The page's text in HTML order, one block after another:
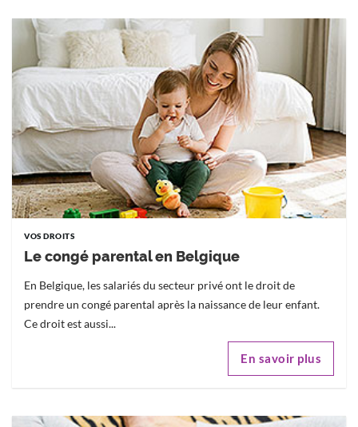
VOS DROITS
Le congé parental en Belgique
En Belgique, les salariés du secteur privé ont le droit de
prendre un congé parental après la naissance de leur enfant.
Ce droit est aussi...
En savoir plus